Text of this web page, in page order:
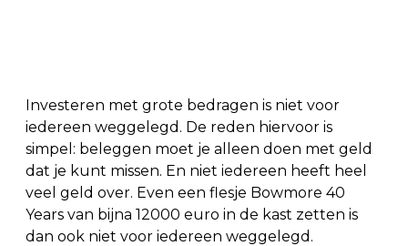
Investeren met grote bedragen is niet voor
iedereen weggelegd. De reden hiervoor is
simpel: beleggen moet je alleen doen met geld
dat je kunt missen. En niet iedereen heeft heel
veel geld over. Even een flesje Bowmore 40
Years van bijna 12000 euro in de kast zetten is
dan ook niet voor iedereen weggelegd.